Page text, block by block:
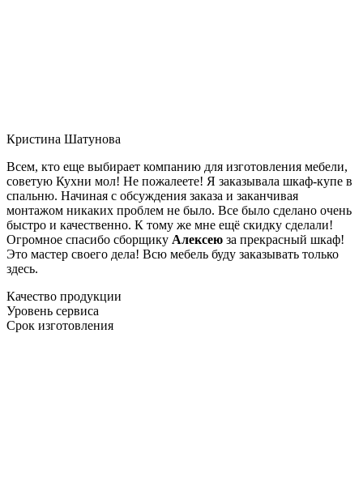
Кристина Шатунова
Всем, кто еще выбирает компанию для изготовления мебели,
советую Кухни мол! Не пожалеете! Я заказывала шкаф-купе в
спальню. Начиная с обсуждения заказа и заканчивая
монтажом никаких проблем не было. Все было сделано очень
быстро и качественно. К тому же мне ещё скидку сделали!
Огромное спасибо сборщику Алексею за прекрасный шкаф!
Это мастер своего дела! Всю мебель буду заказывать только
здесь.
Качество продукции
Уровень сервиса
Срок изготовления